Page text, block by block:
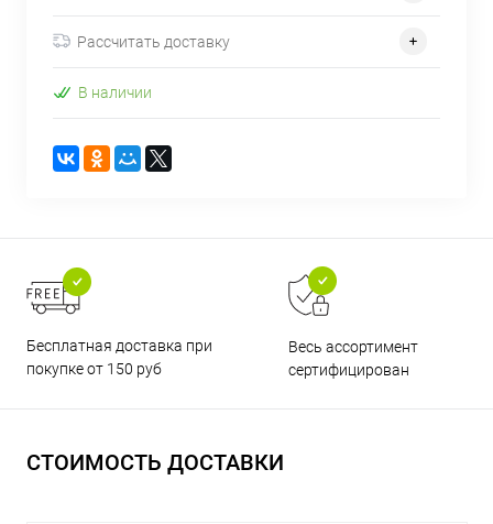
Рассчитать доставку
В наличии
Бесплатная доставка при
покупке от 150 руб
Весь ассортимент
сертифицирован
СТОИМОСТЬ ДОСТАВКИ